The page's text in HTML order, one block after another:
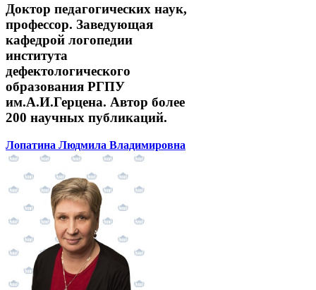
Доктор педагогических наук,
профессор. Заведующая
кафедрой логопедии
института
дефектологического
образования РГПУ
им.А.И.Герцена. Автор более
200 научных публикаций.
Лопатина Людмила Владимировна